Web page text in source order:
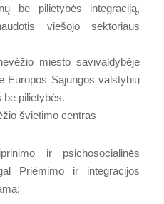
be pilietybės integraciją,
viešojo sektoriaus
miesto savivaldybėje
Europos Sąjungos valstybių
be pilietybės.
švietimo centras
ir psichosocialinės
Priėmimo ir integracijos